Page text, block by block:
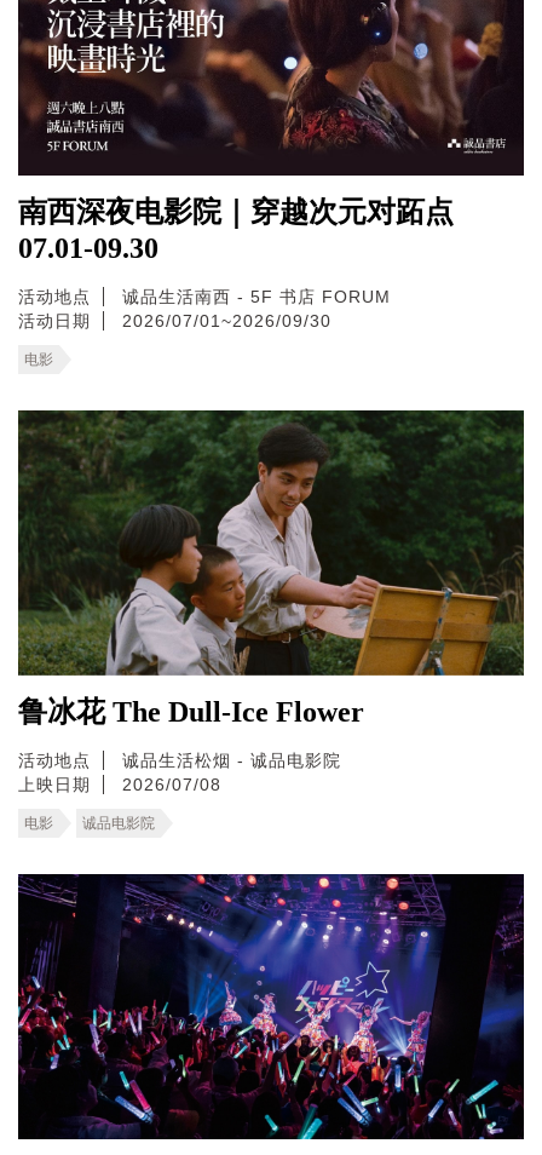
南西深夜电影院｜穿越次元对跖点
07.01-09.30
活动地点
诚品生活南西 - 5F 书店 FORUM
活动日期
2026/07/01~2026/09/30
电影
鲁冰花 The Dull-Ice Flower
活动地点
诚品生活松烟 - 诚品电影院
上映日期
2026/07/08
电影 诚品电影院